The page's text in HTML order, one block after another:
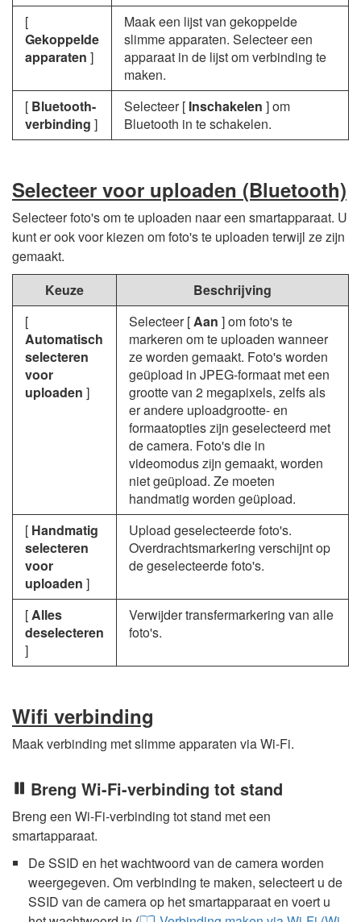
[
Gekoppelde
apparaten ]
Maak een lijst van gekoppelde
slimme apparaten. Selecteer een
apparaat in de lijst om verbinding te
maken.
[ Bluetooth-
verbinding ]
Selecteer [ Inschakelen ] om
Bluetooth in te schakelen.
Selecteer voor uploaden (Bluetooth)
Selecteer foto's om te uploaden naar een smartapparaat. U
kunt er ook voor kiezen om foto's te uploaden terwijl ze zijn
gemaakt.
Keuze
Beschrijving
[
Automatisch
selecteren
voor
uploaden ]
Selecteer [Aan ] om foto's te
markeren om te uploaden wanneer
ze worden gemaakt. Foto's worden
geüpload in JPEG-formaat met een
grootte van 2 megapixels, zelfs als
er andere uploadgrootte- en
formaatopties zijn geselecteerd met
de camera. Foto's die in
videomodus zijn gemaakt, worden
niet geüpload. Ze moeten
handmatig worden geüpload.
[ Handmatig
selecteren
voor
uploaden ]
Upload geselecteerde foto's.
Overdrachtsmarkering verschijnt op
de geselecteerde foto's.
[Alles
deselecteren
]
Verwijder transfermarkering van alle
foto's.
Wifi verbinding
Maak verbinding met slimme apparaten via Wi-Fi.
Breng Wi-Fi-verbinding tot stand
Breng een Wi-Fi-verbinding tot stand met een
smartapparaat.
De SSID en het wachtwoord van de camera worden
weergegeven. Om verbinding te maken, selecteert u de
SSID van de camera op het smartapparaat en voert u